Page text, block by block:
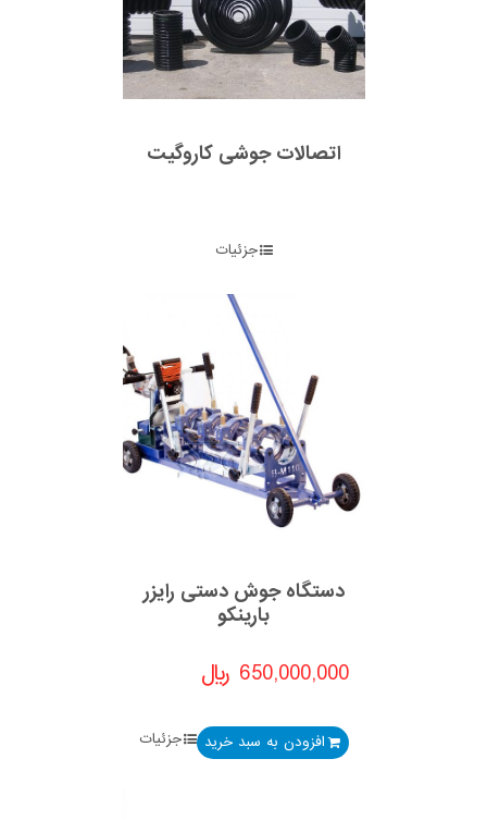
اتصالات جوشی کاروگیت
جزئیات
دستگاه جوش دستی رایزر
بارینکو
﷼ 650,000,000
افزودن به سبد خرید جزئیات